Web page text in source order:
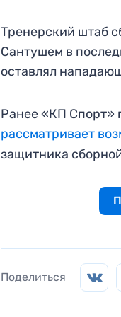
Тренерский штаб
Сантушем в
оставлял
Ранее «КП Спорт»
рассматривает
защитника
Поделиться